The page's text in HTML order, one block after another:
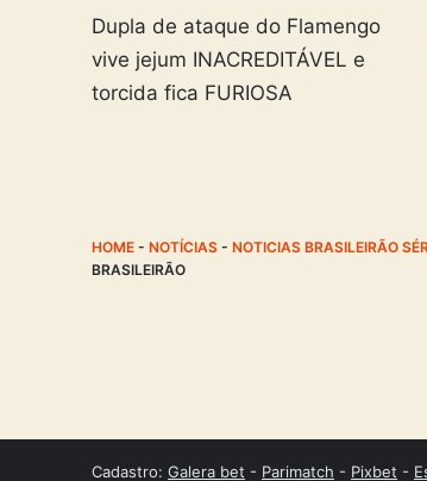
Dupla de ataque do Flamengo
vive jejum INACREDITÁVEL e
torcida fica FURIOSA
HOME - NOTÍCIAS - NOTICIAS BRASILEIRÃO
BRASILEIRÃO
Cadastro: Galera bet - Parimatch - Pixbet -